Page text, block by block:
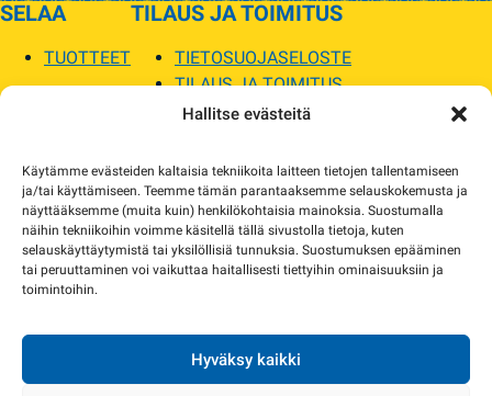
Hallitse evästeitä
Käytämme evästeiden kaltaisia tekniikoita laitteen tietojen tallentamiseen
ja/tai käyttämiseen. Teemme tämän parantaaksemme selauskokemusta ja
näyttääksemme (muita kuin) henkilökohtaisia mainoksia. Suostumalla
näihin tekniikoihin voimme käsitellä tällä sivustolla tietoja, kuten
selauskäyttäytymistä tai yksilöllisiä tunnuksia. Suostumuksen epääminen
tai peruuttaminen voi vaikuttaa haitallisesti tiettyihin ominaisuuksiin ja
toimintoihin.
Hyväksy kaikki
SELAA
TUOTTEET
TILAUS JA TOIMITUS
TIETOSUOJASELOSTE
TILAUS JA TOIMITUS
TOIMITUSEHDOT
MYYMÄLÄT JA YHTEYSTIEDOT
USEIN KYSYTYT
AJANKOHTAISTA
yhteyttä ja sovimme korvaavista tuotteista.